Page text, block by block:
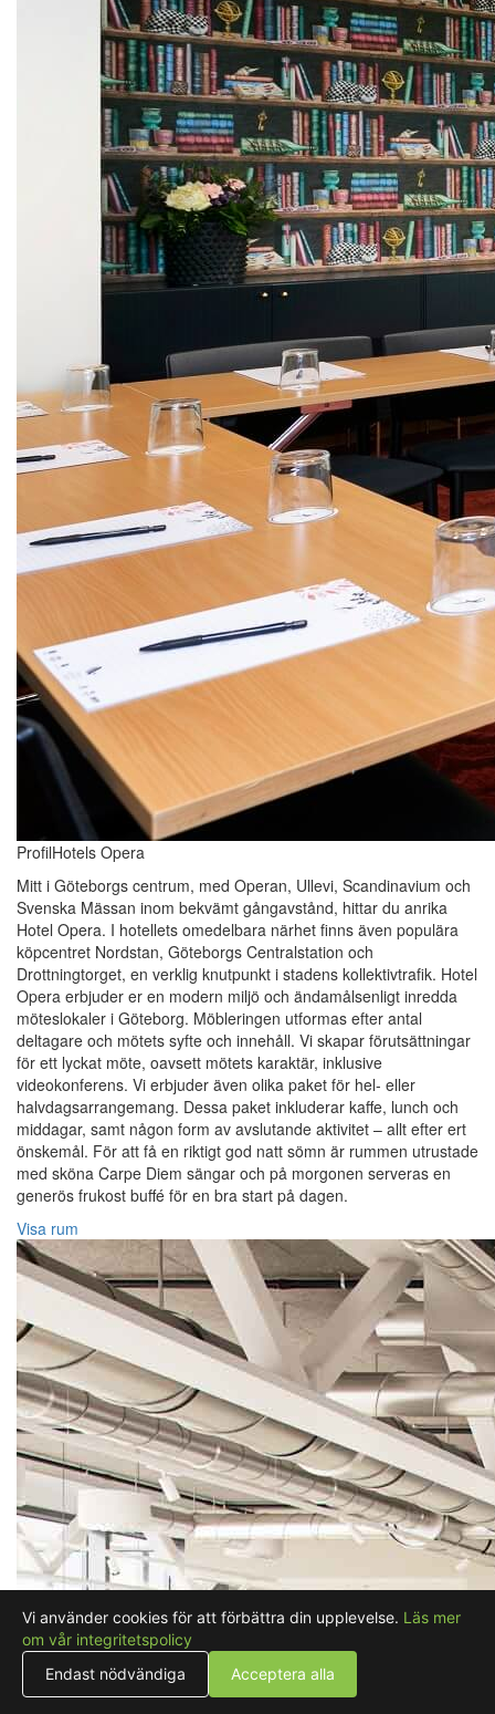
ProfilHotels Opera
Mitt i Göteborgs centrum, med Operan, Ullevi, Scandinavium och
Svenska Mässan inom bekvämt gångavstånd, hittar du anrika
Hotel Opera. I hotellets omedelbara närhet finns även populära
köpcentret Nordstan, Göteborgs Centralstation och
Drottningtorget, en verklig knutpunkt i stadens kollektivtrafik. Hotel
Opera erbjuder er en modern miljö och ändamålsenligt inredda
möteslokaler i Göteborg. Möbleringen utformas efter antal
deltagare och mötets syfte och innehåll. Vi skapar förutsättningar
för ett lyckat möte, oavsett mötets karaktär, inklusive
videokonferens. Vi erbjuder även olika paket för hel- eller
halvdagsarrangemang. Dessa paket inkluderar kaffe, lunch och
middagar, samt någon form av avslutande aktivitet – allt efter ert
önskemål. För att få en riktigt god natt sömn är rummen utrustade
med sköna Carpe Diem sängar och på morgonen serveras en
generös frukost buffé för en bra start på dagen.
Visa rum
Vi använder cookies för att förbättra din upplevelse. Läs mer
om vår integritetspolicy
Endast nödvändiga
Acceptera alla